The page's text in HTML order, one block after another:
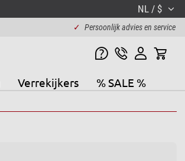
NL / $
✓ Persoonlijk advies en service
Verrekijkers % SALE %